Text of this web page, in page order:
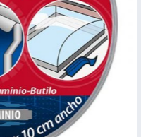
automotriz